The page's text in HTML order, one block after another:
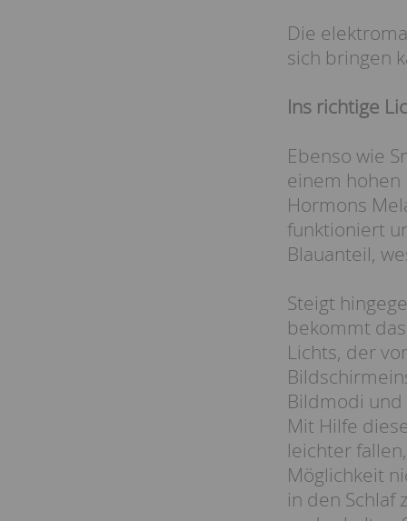
Die
sich bringen
Ins richtige
Ebenso wie
einem hohen
Hormons
funktioniert
Blauanteil,
Steigt
bekommt
Lichts, der
Bildmodi und
Mit Hilfe
leichter
Möglichkeit
in den Schlaf